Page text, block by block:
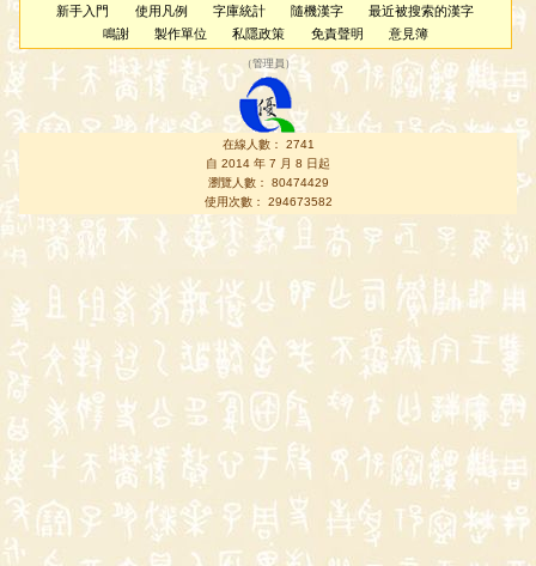
新手入門 使用凡例 字庫統計 隨機漢字
最近被搜索的漢字
鳴謝
製作單位 私隱政策 免責聲明 意見簿
（管理員 ）
在線人數： 2741
自 2014 年 7 月 8 日起
瀏覽人數： 80474429
使用次數： 294673582